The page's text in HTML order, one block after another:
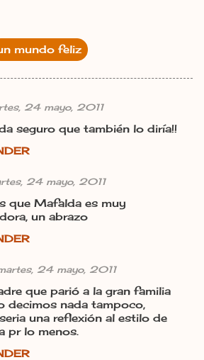
mundo feliz
24 mayo, 2011
seguro que también lo diría!!
24 mayo, 2011
que Mafalda es muy
un abrazo
24 mayo, 2011
que parió a la gran familia
decimos nada tampoco,
una reflexión al estilo de
pr lo menos.